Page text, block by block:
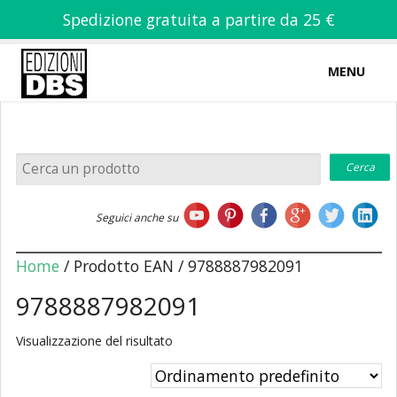
Spedizione gratuita a partire da 25 €
MENU
Home
Chi siamo
Libri
Seguici anche su
Home/ Prodotto EAN / 9788887982091
9788887982091
Visualizzazione del risultato